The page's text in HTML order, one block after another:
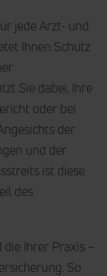
jede Arzt- und
Ihnen Schutz
Sie dabei, Ihre
oder bei
der
und der
ist diese
des
die Ihrer Praxis –
So